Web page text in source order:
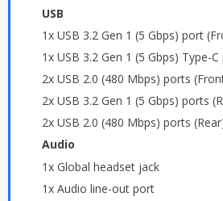
USB
1x USB 3.2 Gen 1 (5 Gbps) port
1x USB 3.2 Gen 1 (5 Gbps) Type-
2x USB 2.0 (480 Mbps) ports
2x USB 3.2 Gen 1 (5 Gbps) ports
2x USB 2.0 (480 Mbps) ports
Audio
1x Global headset jack
1x Audio line-out port